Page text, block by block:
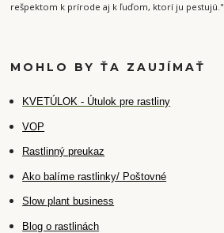
rešpektom k prírode aj k ľuďom, ktorí ju pestujú."
MOHLO BY ŤA ZAUJÍMAŤ
KVETÚLOK - Útulok pre rastliny
VOP
Rastlinný preukaz
Ako balíme rastlinky/ Poštovné
Slow plant business
Blog o rastlinách